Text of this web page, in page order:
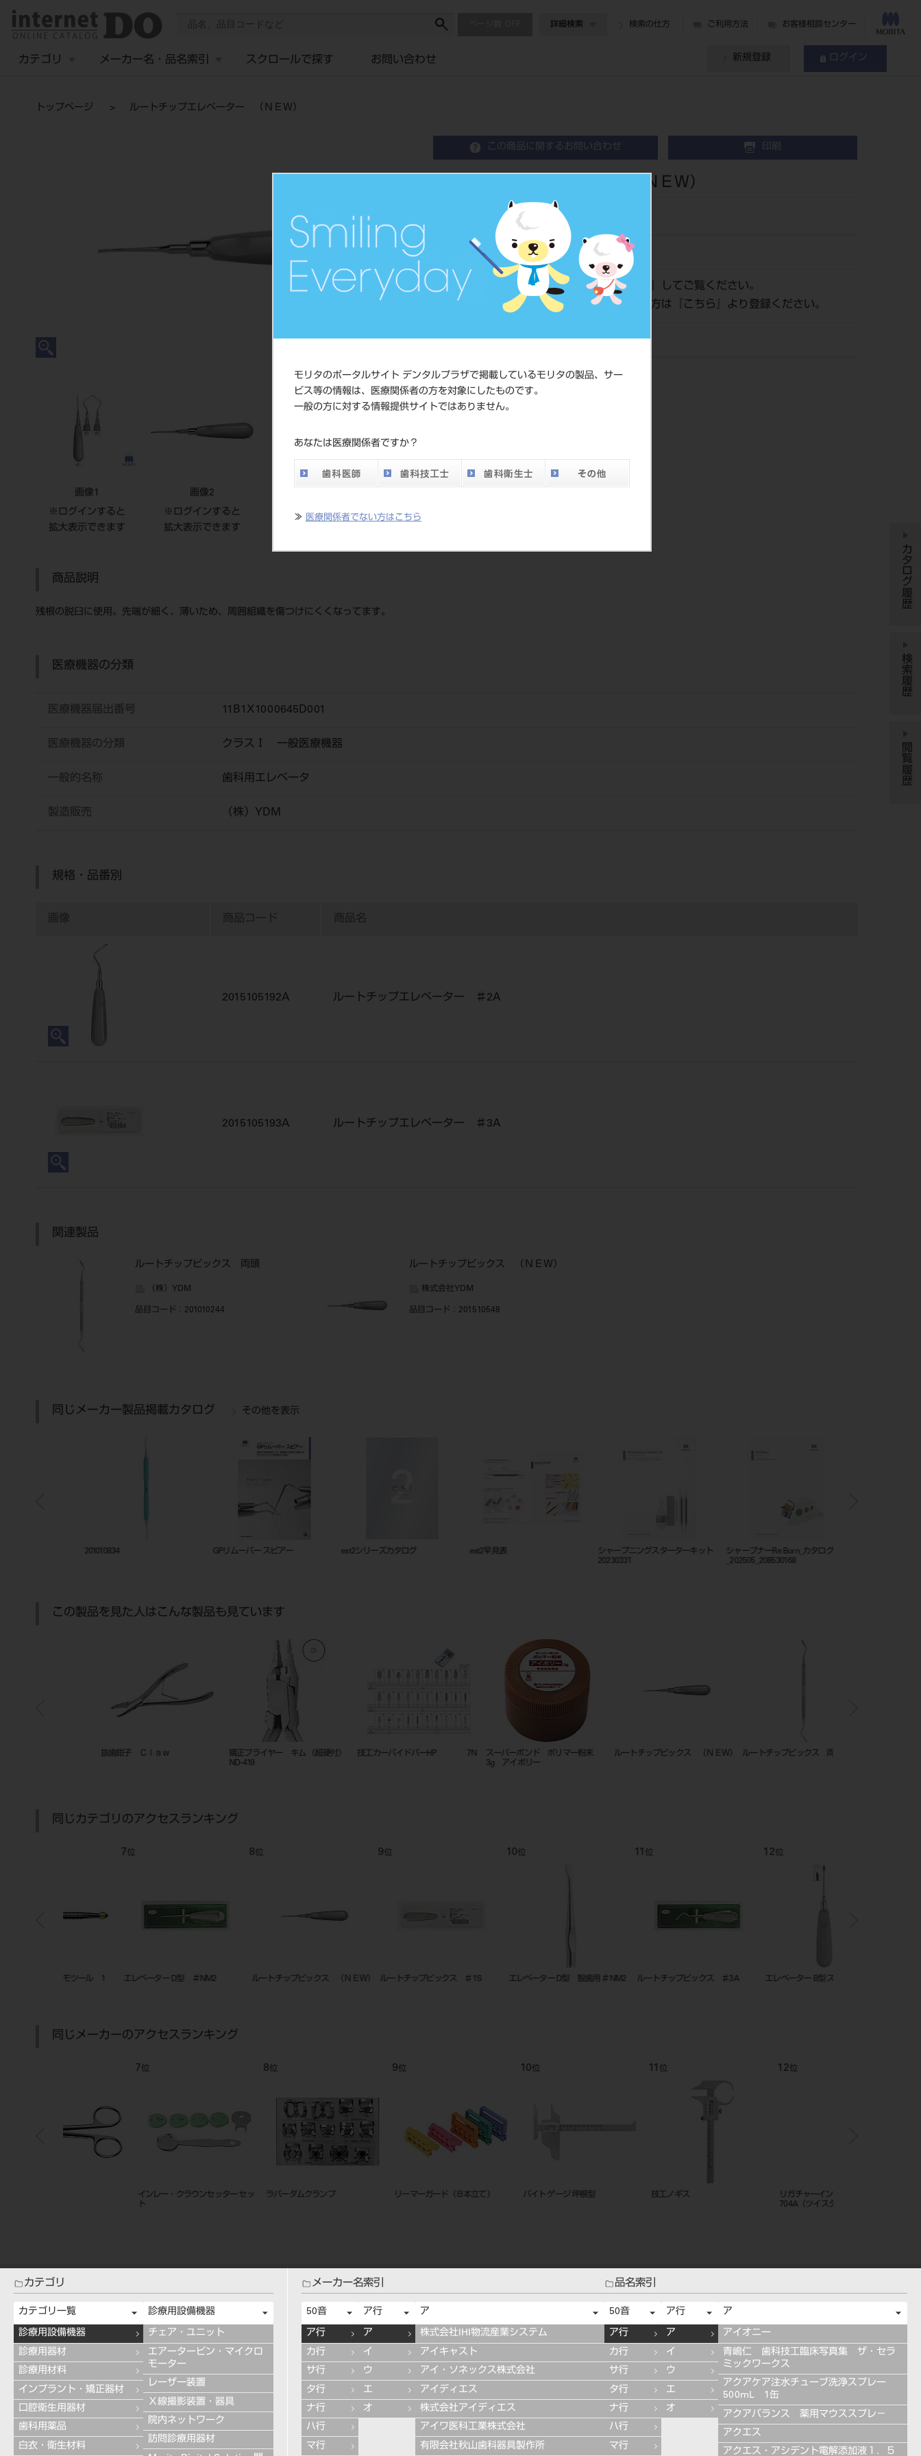
モリタのポータルサイト デンタルプラザで掲載しているモリタの製品、サー
ビス等の情報は、医療関係者の方を対象にしたものです。
一般の方に対する情報提供サイトではありません。
あなたは医療関係者ですか？
≫ 医療関係者でない方はこちら
詳細検索 検索の仕方 ご利用方法 お客様相談センター
カテゴリ メーカー名・品名索引 スクロールで探す お問い合わせ 新規登録 ログイン
トップページ ルートチップエレベーター （ＮＥＷ）
この商品に関するお問い合わせ 印刷
ルートチップエレベーター （ＮＥＷ）
品目コード 201510519
標準価格
価格の確認は『ログイン
』してご覧ください。
ネット会員登録がまだの方は『
こちら 』より登録ください。
メーカー 株式会社YDM
画像1
※ログインすると
拡大表示できます
画像2
※ログインすると
拡大表示できます
商品説明
残根の脱臼に使用。先端が細く、薄いため、周囲組織を傷つけにくくなってます。
医療機器の分類
医療機器届出番号 11B1X1000645D001
医療機器の分類 クラスⅠ 一般医療機器
一般的名称 歯科用エレベータ
製造販売 （株）YDM
規格・品番別
画像 商品コード 商品名
2015105192A ルートチップエレベーター ♯2A
2015105193A ルートチップエレベーター ♯3A
関連製品
ルートチップピックス 両頭
（株）YDM
品目コード ：201010244
ルートチップピックス （ＮＥＷ）
株式会社YDM
品目コード ：201510548
同じメーカー製品掲載カタログ その他を表示
201010834 GPリムーバー スピアー est2シリーズカタログ est2早見表
シャープニングスターターキット
20230331
シャープナーRe Born_カタログ
_202505_208530168
この製品を見た人はこんな製品も見ています
抜歯鉗子 Ｃｌａｗ
矯正プライヤー キム （超硬付）
技工カーバイドバーHP 7N
スーパーボンド ポリマー粉末
3g アイボリー
ルートチップピックス （ＮＥＷ） ルートチップピックス 両頭
同じカテゴリのアクセスランキング
エレベーター D型 ＃NM2 ルートチップピックス （ＮＥＷ） ルートチップピックス ♯1S エレベーター D型 智歯用 ＃NM2 ルートチップピックス ♯3A エレベーター B型 スピアー ＃1S
同じメーカーのアクセスランキング
インレー・クラウンセッター セッ
ラバーダムクランプ リーマーガード（８本立て） バイト ゲージ 坪根型 技工ノギス
リガチャーインスツルメント YS-
カタログ履歴
検索履歴
閲覧履歴
カテゴリ
カテゴリ一覧
診療用設備機器
診療用器材
診療用材料
インプラント・矯正器材
口腔衛生用器材
歯科用薬品
白衣・衛生材料
診療用設備機器
チェア・ユニット
エアータービン・マイクロ
モーター
レーザー装置
Ｘ線撮影装置・器具
院内ネットワーク
訪問診療用器材
メーカー名索引
50音
ア行
カ行
サ行
タ行
ナ行
ハ行
マ行
ア行
ア
イ
ウ
エ
オ
ア
株式会社IHI物流産業システム
アイキャスト
アイ・ソネックス株式会社
アイディエス
株式会社アイディエス
アイワ医科工業株式会社
有限会社秋山歯科器具製作所
品名索引
50音
ア行
カ行
サ行
タ行
ナ行
ハ行
マ行
ア行
ア
イ
ウ
エ
オ
ア
アイオニー
青嶋仁 歯科技工臨床写真集 ザ・セラ
ミックワークス
アクアケア注水チューブ洗浄スプレー
500mL 1缶
アクアバランス 薬用マウススプレ－
アクエス
アクエス・アシデント電解添加液１．５